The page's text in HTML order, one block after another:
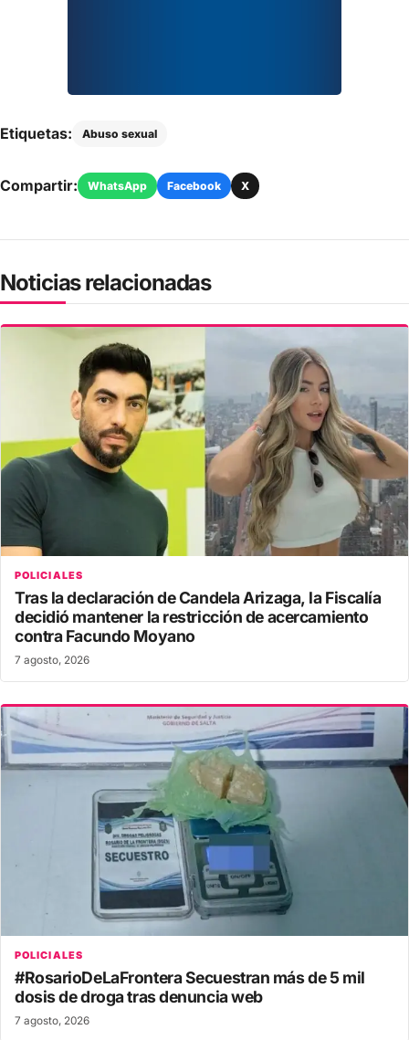
Etiquetas: Abuso sexual
Compartir: WhatsApp Facebook X
Noticias relacionadas
POLICIALES
Tras la declaración de Candela Arizaga, la Fiscalía
decidió mantener la restricción de acercamiento
contra Facundo Moyano
7 agosto, 2026
POLICIALES
#RosarioDeLaFrontera Secuestran más de 5 mil
dosis de droga tras denuncia web
7 agosto, 2026